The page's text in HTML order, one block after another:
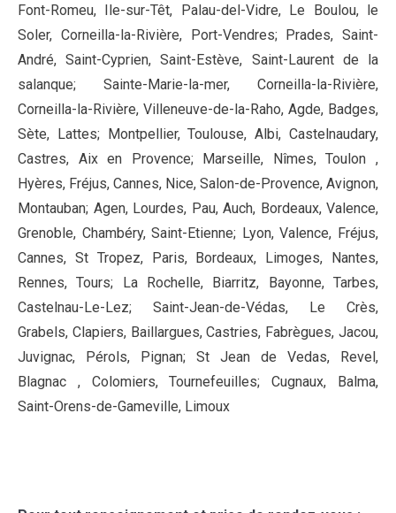
Font-Romeu, Ile-sur-Têt, Palau-del-Vidre, Le Boulou, le
Soler, Corneilla-la-Rivière, Port-Vendres; Prades, Saint-
André, Saint-Cyprien, Saint-Estève, Saint-Laurent de la
salanque; Sainte-Marie-la-mer, Corneilla-la-Rivière,
Corneilla-la-Rivière, Villeneuve-de-la-Raho, Agde, Badges,
Sète, Lattes; Montpellier, Toulouse, Albi, Castelnaudary,
Castres, Aix en Provence; Marseille, Nîmes, Toulon ,
Hyères, Fréjus, Cannes, Nice, Salon-de-Provence, Avignon,
Montauban; Agen, Lourdes, Pau, Auch, Bordeaux, Valence,
Grenoble, Chambéry, Saint-Etienne; Lyon, Valence, Fréjus,
Cannes, St Tropez, Paris, Bordeaux, Limoges, Nantes,
Rennes, Tours; La Rochelle, Biarritz, Bayonne, Tarbes,
Castelnau-Le-Lez; Saint-Jean-de-Védas, Le Crès,
Grabels, Clapiers, Baillargues, Castries, Fabrègues, Jacou,
Juvignac, Pérols, Pignan; St Jean de Vedas, Revel,
Blagnac , Colomiers, Tournefeuilles; Cugnaux, Balma,
Saint-Orens-de-Gameville, Limoux